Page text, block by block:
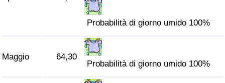
Probabilità di giorno umido 100%
Maggio 64,30
Probabilità di giorno umido 100%